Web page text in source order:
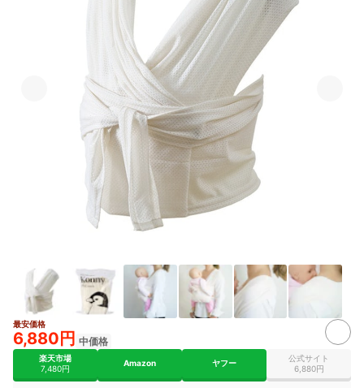
最安価格
6,880円 中価格
楽天市場
7,480円
Amazon ヤフー
公式サイト
6,880円